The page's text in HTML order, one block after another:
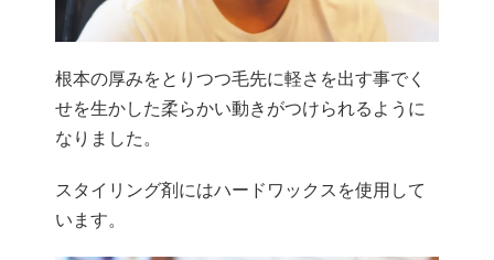
根本の厚みをとりつつ毛先に軽さを出す事でく
せを生かした柔らかい動きがつけられるように
なりました。
スタイリング剤にはハードワックスを使用して
います。